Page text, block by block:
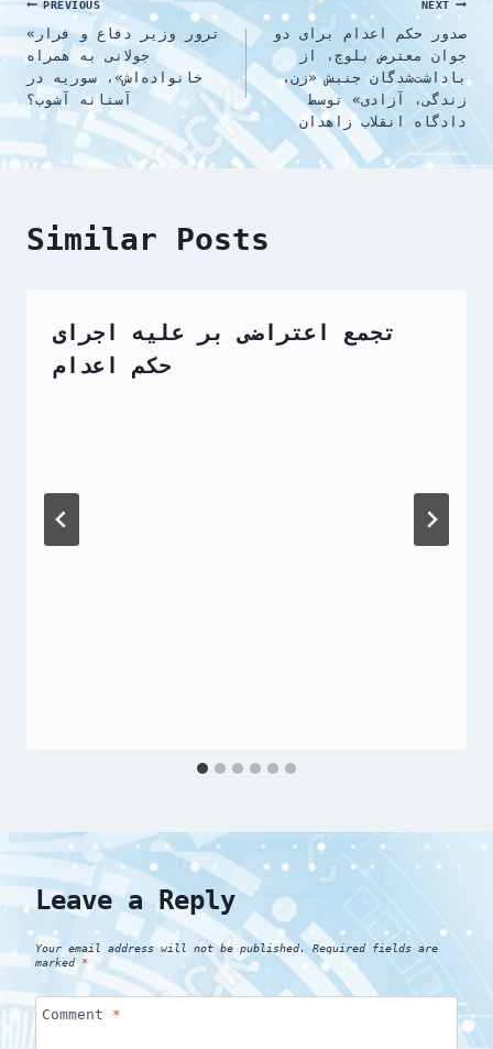
Post
navigation
PREVIOUS
«ترور وزیر دفاع و فرار
جولانی به همراه
خانواده‌اش»، سوریه در
آستانه آشوب؟
NEXT
صدور حکم اعدام برای دو
جوان معترض بلوچ، از
باداشت‌شدگان جنبش «زن،
زندگی، آزادی» توسط
دادگاه انقلاب زاهدان
Similar Posts
تجمع اعتراضی بر علیه اجرای
حکم اعدام
Leave a Reply
Your email address will not be published.
Required fields are
marked *
Comment *